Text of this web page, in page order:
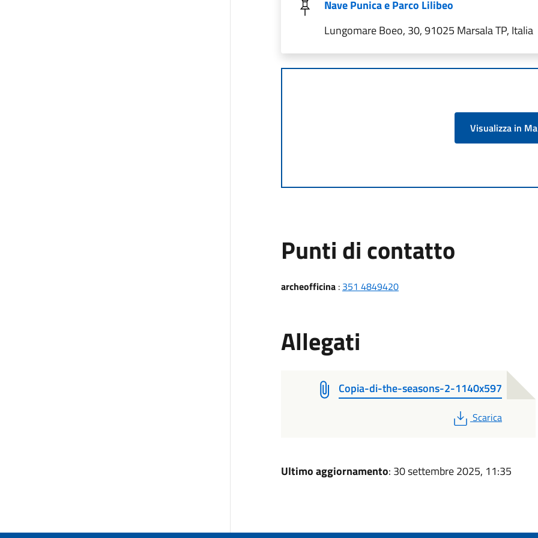
Nave Punica e Parco Lilibeo
Lungomare Boeo, 30, 91025 Marsala TP, Italia
Visualizza in
Punti di contatto
archeofficina: 351 4849420
Allegati
Copia-di-the-seasons-2-1140x597
PDF
Scarica
Ultimo aggiornamento: 30 settembre 2025, 11:35